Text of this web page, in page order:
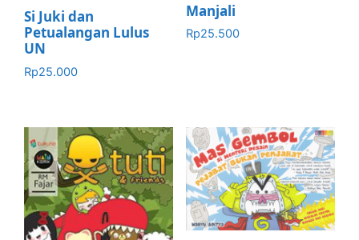
Si Juki dan
Petualangan Lulus
UN
Rp25.000
Manjali
Rp25.500